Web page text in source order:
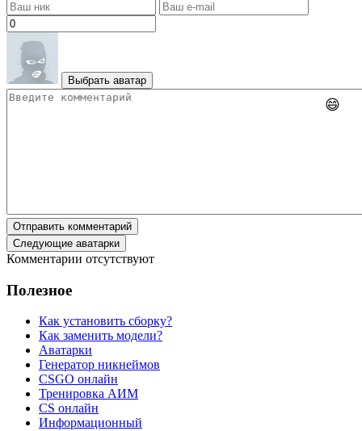
Выбрать аватар
😄
Отправить комментарий
Следующие аватарки
Комментарии отсутствуют
Полезное
Как установить сборку?
Как заменить модели?
Аватарки
Генератор никнеймов
CSGO онлайн
Тренировка АИМ
CS онлайн
Информационный